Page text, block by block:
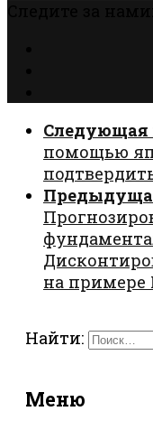
Следующая
помощью
на примере
Найти:
Меню